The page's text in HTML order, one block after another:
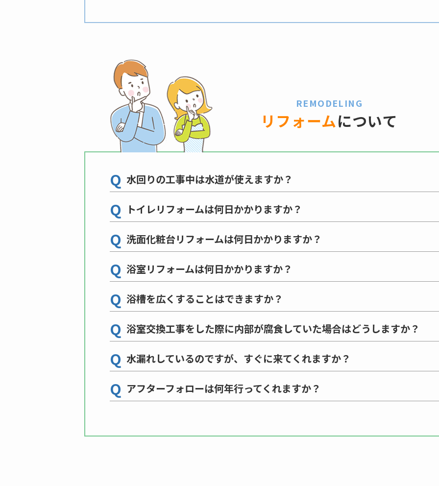
REMODELING
リフォームについて
Q 水回りの工事中は水道が使えますか？
Q トイレリフォームは何日かかりますか？
Q 洗面化粧台リフォームは何日かかりますか？
Q 浴室リフォームは何日かかりますか？
Q 浴槽を広くすることはできますか？
Q 浴室交換工事をした際に内部が腐食していた場合はどうしますか？
Q 水漏れしているのですが、すぐに来てくれますか？
Q アフターフォローは何年行ってくれますか？